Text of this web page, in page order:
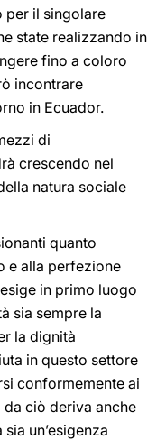
per il singolare
state realizzando in
fino a coloro
incontrare
in Ecuador.
di
crescendo nel
natura sociale
quanto
e alla perfezione
in primo luogo
sia sempre la
la dignità
in questo settore
conformemente ai
ciò deriva anche
un’esigenza